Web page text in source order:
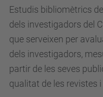
Estudis bibliomètrics
dels investigadors del
que serveixen per
dels investigadors,
partir de les seves
qualitat de les revistes